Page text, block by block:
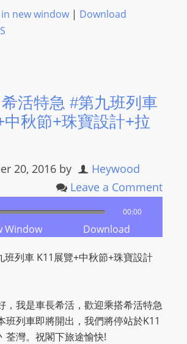
in new window| Download
活特急 #第九班列車
中秋節+珠寶設計+拉
20, 2016 by
Heywood
Leave a Comment
00:00
Window Download
班列車 K11展覽+中秋節+珠寶設計
，我是車長希活，歡迎乘搭希活特急
班列車即將開出，我們將停站於K11
荃灣。祝閣下旅途愉快!